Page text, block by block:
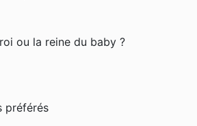
ou la reine du baby ?
préférés